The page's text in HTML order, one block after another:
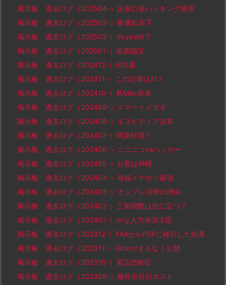
掲示板 過去ログ（202504-）証券口座ハッキング被害
掲示板 過去ログ（202503-）株価乱高下
掲示板 過去ログ（202502-）Skype終了
掲示板 過去ログ（202501-）道路陥没
掲示板 過去ログ（202412-）AI法案
掲示板 過去ログ（202411-）この記事はAI？
掲示板 過去ログ（202410-）新Mac発表
掲示板 過去ログ（202409-）スマートメガネ
掲示板 過去ログ（202408-）エヌビディア決算
掲示板 過去ログ（202407-）関東砂漠？
掲示板 過去ログ（202406-）ニコニコvsハッカー
掲示板 過去ログ（202405-）お客は神様
掲示板 過去ログ（202404-）有線イヤホン最強
掲示板 過去ログ（202403-）オンプレ回帰の理由
掲示板 過去ログ（202402-）三角関数は役に立つ？
掲示板 過去ログ（202401-）かな入力推奨大臣
掲示板 過去ログ（202312-）FAXからPDFに移行した結果
掲示板 過去ログ（202311-）Grokがまもなく公開
掲示板 過去ログ（202310-）電話恐怖症
掲示板 過去ログ（202309-）最終出社日ポスト